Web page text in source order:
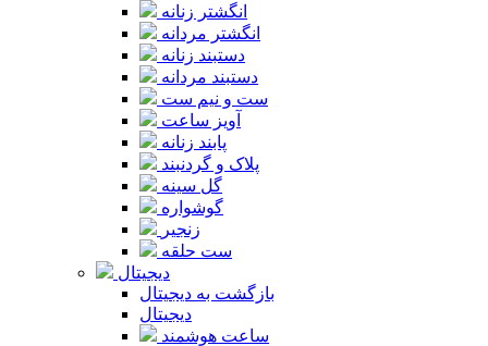
انگشتر زنانه
انگشتر مردانه
دستبند زنانه
دستبند مردانه
ست و نیم ست
آویز ساعت
پابند زنانه
پلاک و گردنبند
گل سینه
گوشواره
زنجیر
ست حلقه
دیجیتال
بازگشت به دیجیتال
دیجیتال
ساعت هوشمند